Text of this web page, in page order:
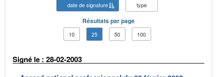
date de signature
type
Résultats par page
10 25 50 100
Signé le : 28-02-2003